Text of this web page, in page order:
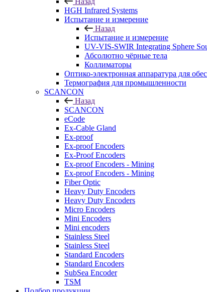
HGH Infrared Systems
Испытание и измерение
Назад
Испытание и измерение
UV-VIS-SWIR Integrating Sphere
Абсолютно чёрные тела
Коллиматоры
Оптико-электронная аппаратура для
Термография для промышленности
SCANCON
Назад
SCANCON
eCode
Ex-Cable Gland
Ex-proof
Ex-proof Encoders
Ex-Proof Encoders
Ex-proof Encoders - Mining
Ex-proof Encoders - Mining
Fiber Optic
Heavy Duty Encoders
Heavy Duty Encoders
Micro Encoders
Mini Encoders
Mini encoders
Stainless Steel
Stainless Steel
Standard Encoders
Standard Encoders
SubSea Encoder
TSM